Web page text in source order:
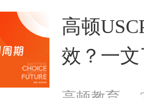
高顿
效？一文